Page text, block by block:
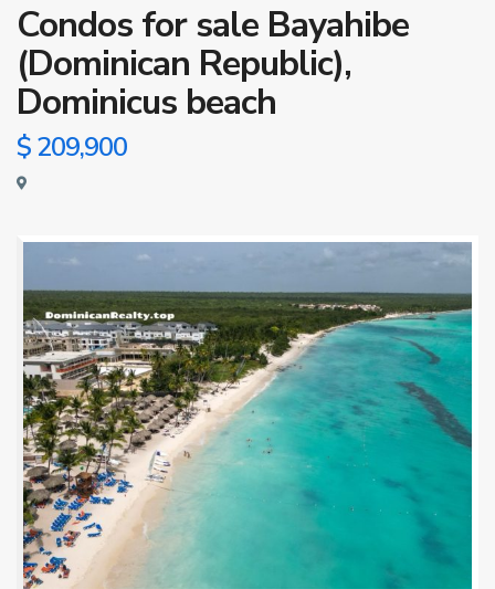
Condos for sale Bayahibe
(Dominican Republic),
Dominicus beach
$ 209,900